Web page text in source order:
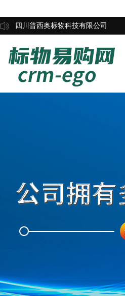
四川普西奥标物科技有限公司